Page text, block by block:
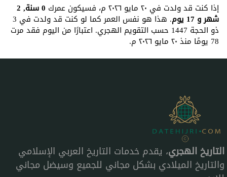
إذا كنت قد ولدت في ٢٠ مايو ٢٠٢٦ م، فسيكون عمرك 0 سنة, 2
شهر و 17 يوم . هذا هو نفس العمر كما لو كنت قد ولدت في 3
ذو الحجة 1447 حسب التقويم الهجري. اعتبارًا من اليوم فقد مرت
78 يومًا منذ ٢٠ مايو ٢٠٢٦ م.
التاريخ الهجري، يقدم خدمات التاريخ العربي الإسلامي
والتاريخ الميلادي بشكل مجاني للجميع وسيضل مجاني